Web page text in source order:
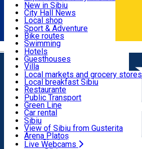
Română
Activities & Adventure
Accommodation
Food, Drinks & Nightlife
Transport & Parking
Live Webcams
Podcast
Culture
Museums
Churches
Parks, Zoo
County of Sibiu
New in Sibiu
City Hall News
Local shop
Sibiu artisans
Sibiul Verde
Public services
Education
How do I get to Sibiu
Tourist Info
Tour Guides
Guided tours
Publicații locale
Beauty salons
Sport & Adventure
Bike routes
Swimming
Riding
Indoor activities
Loc de joacă indoor
Loc de joacă outdoor
Ski
Ice skating
Yoga
Hotels
Guesthouses
Villa
Hostels
Motel
Camping
Renting rooms
Rooms for rent
Accommodation outside Sibiu
Local markets and grocery stores
Local breakfast Sibiu
Restaurante
Pizza
Fast Food
Coffee
Sweets
Pub, Bar
Night clubs
Bakeries
Public Transport
Green Line
Car rental
Rent a bike
Scooter rentals
Taxi
Ride Sharing
Sibiu
View of Sibiu from Gusterita
Arena Platoș
Live Webcams